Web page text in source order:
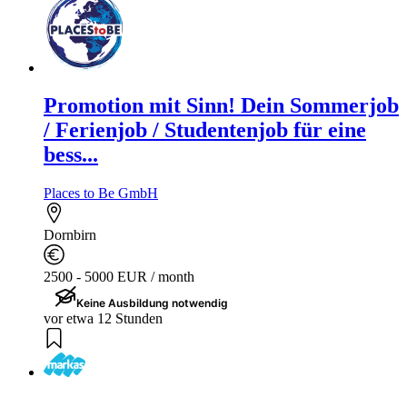
Promotion mit Sinn! Dein Sommerjob
/ Ferienjob / Studentenjob für eine
bess...
Places to Be GmbH
Dornbirn
2500 - 5000 EUR / month
Keine Ausbildung notwendig
vor etwa 12 Stunden